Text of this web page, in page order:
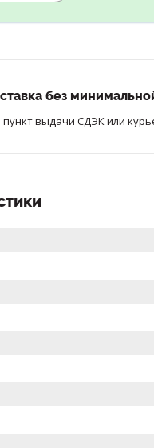
без
выдачи СДЭК или